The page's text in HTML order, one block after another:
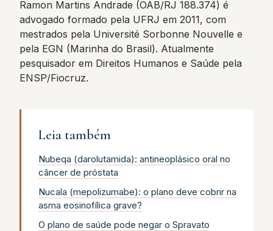
Ramon Martins Andrade (OAB/RJ 188.374) é
advogado formado pela UFRJ em 2011, com
mestrados pela Université Sorbonne Nouvelle e
pela EGN (Marinha do Brasil). Atualmente
pesquisador em Direitos Humanos e Saúde pela
ENSP/Fiocruz.
Leia também
Nubeqa (darolutamida): antineoplásico oral no
câncer de próstata
Nucala (mepolizumabe): o plano deve cobrir na
asma eosinofílica grave?
O plano de saúde pode negar o Spravato